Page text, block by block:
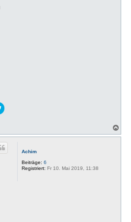
a
Achim
Beiträge: 6
Registriert: Fr 10. Mai 2019, 11:38